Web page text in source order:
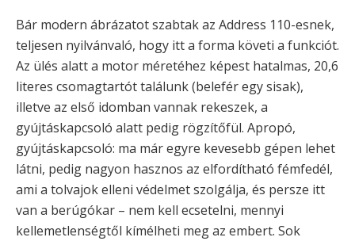
Bár modern ábrázatot szabtak az Address 110-esnek,
teljesen nyilvánvaló, hogy itt a forma követi a funkciót.
Az ülés alatt a motor méretéhez képest hatalmas, 20,6
literes csomagtartót találunk (belefér egy sisak),
illetve az első idomban vannak rekeszek, a
gyújtáskapcsoló alatt pedig rögzítőfül. Apropó,
gyújtáskapcsoló: ma már egyre kevesebb gépen lehet
látni, pedig nagyon hasznos az elfordítható fémfedél,
ami a tolvajok elleni védelmet szolgálja, és persze itt
van a berúgókar – nem kell ecsetelni, mennyi
kellemetlenségtől kímélheti meg az embert. Sok